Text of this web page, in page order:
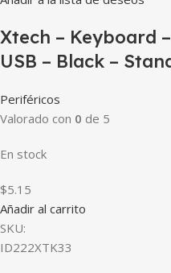
Xtech – Keyboard
USB – Black –
Periféricos
Valorado con 0 de 5
En stock
$5.15
Añadir al carrito
SKU:
ID222XTK33